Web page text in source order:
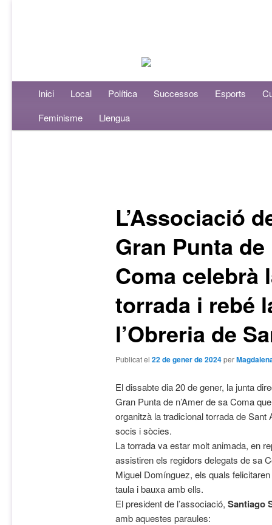
Menú principalAneu al contingut principal
Aneu al contingut secundari
Inici Local Política Successos Esports
Feminisme
Llengua
L’Associació
Gran Punta de
Coma celebrà
torrada i rebé
l’Obreria de
Publicat el 22 de gener de 2024per
El dissabte dia 20 de gener, la junta
Gran Punta de n’Amer de sa Coma
organitzà la tradicional torrada de Sant
socis i sòcies.
La torrada va estar molt animada, en
assistiren els regidors delegats de sa
Miguel Domínguez, els quals
taula i bauxa amb ells.
El president de l’associació, Santiago
amb aquestes paraules: